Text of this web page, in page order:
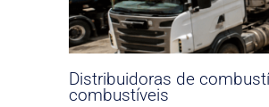
Distribuidoras de
combustíveis